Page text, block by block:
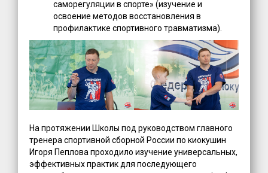
саморегуляции в спорте» (изучение и
освоение методов восстановления в
профилактике спортивного травматизма).
На протяжении Школы под руководством главного
тренера спортивной сборной России по киокушин
Игоря Пеплова проходило изучение универсальных,
эффективных практик для последующего